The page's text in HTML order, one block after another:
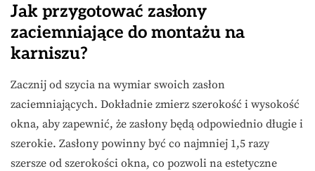
Jak przygotować zasłony
zaciemniające do montażu na
karniszu?
Zacznij od szycia na wymiar swoich zasłon
zaciemniających. Dokładnie zmierz szerokość i wysokość
okna, aby zapewnić, że zasłony będą odpowiednio długie i
szerokie. Zasłony powinny być co najmniej 1,5 razy
szersze od szerokości okna, co pozwoli na estetyczne